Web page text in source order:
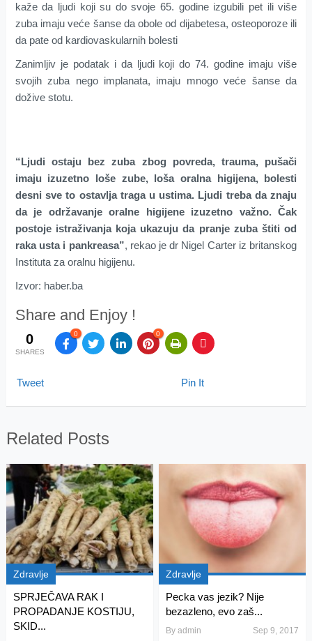
kaže da ljudi koji su do svoje 65. godine izgubili pet ili više
zuba imaju veće šanse da obole od dijabetesa, osteoporoze ili
da pate od kardiovaskularnih bolesti
Zanimljiv je podatak i da ljudi koji do 74. godine imaju više
svojih zuba nego implanata, imaju mnogo veće šanse da
dožive stotu.
“Ljudi ostaju bez zuba zbog povreda, trauma, pušači
imaju izuzetno loše zube, loša oralna higijena, bolesti
desni sve to ostavlja traga u ustima. Ljudi treba da znaju
da je održavanje oralne higijene izuzetno važno. Čak
postoje istraživanja koja ukazuju da pranje zuba štiti od
raka usta i pankreasa”, rekao je dr Nigel Carter iz britanskog
Instituta za oralnu higijenu.
Izvor: haber.ba
Share and Enjoy !
0
SHARES
0 0
Tweet Pin It
Related Posts
Zdravlje
SPRJEČAVA RAK I
PROPADANJE KOSTIJU,
SKID...
Zdravlje
Pecka vas jezik? Nije
bezazleno, evo zaš...
Byadmin Sep 9, 2017